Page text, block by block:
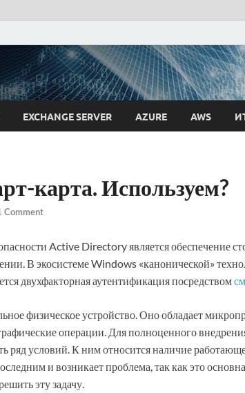
Ткаченко
EXCHANGE SERVER AZURE AWS
карта. Используем?
Comment
Active Directory является обеспечение
В экосистеме Windows «канонической»
двухфакторная аутентификация посредством
физическое устройство. Оно обладает
операции. Для полноценного
ряд условий. К ним относится наличие
и возникает проблема, так как это
эту задачу.